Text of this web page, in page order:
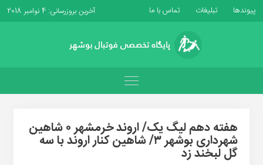
پیوندها تبلیغات تماس با ما آخرین بروزرسانی: 4 نوامبر 2018
هفته دهم لیگ یک/ اروند خرمشهر ۰ شاهین
شهرداری بوشهر ۳/ شاهین کنار اروند با سه
گل لبخند زد